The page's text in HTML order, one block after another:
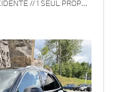
Komfort CLIENT LOCAL // JAMAIS ACCIDENTÉ // 1 SEUL PROPRIO